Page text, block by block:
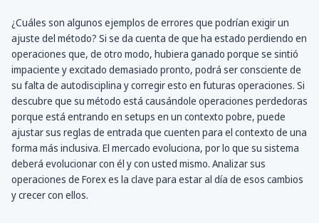
¿Cuáles son algunos ejemplos de errores que podrían exigir un
ajuste del método? Si se da cuenta de que ha estado perdiendo en
operaciones que, de otro modo, hubiera ganado porque se sintió
impaciente y excitado demasiado pronto, podrá ser consciente de
su falta de autodisciplina y corregir esto en futuras operaciones. Si
descubre que su método está causándole operaciones perdedoras
porque está entrando en setups en un contexto pobre, puede
ajustar sus reglas de entrada que cuenten para el contexto de una
forma más inclusiva. El mercado evoluciona, por lo que su sistema
deberá evolucionar con él y con usted mismo. Analizar sus
operaciones de Forex es la clave para estar al día de esos cambios
y crecer con ellos.